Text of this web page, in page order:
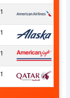
1
1
1
1